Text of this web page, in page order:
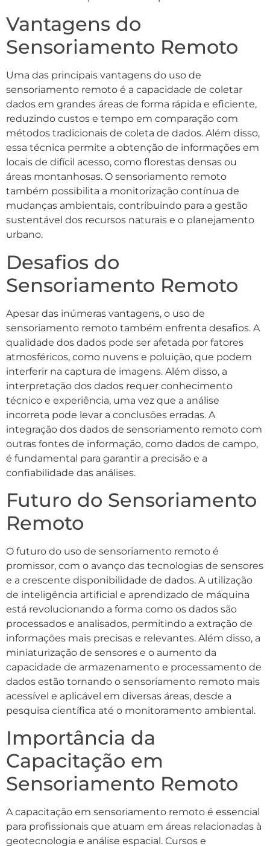
Vantagens do
Sensoriamento Remoto
Uma das principais vantagens do uso de
sensoriamento remoto é a capacidade de coletar
dados em grandes áreas de forma rápida e eficiente,
reduzindo custos e tempo em comparação com
métodos tradicionais de coleta de dados. Além disso,
essa técnica permite a obtenção de informações em
locais de difícil acesso, como florestas densas ou
áreas montanhosas. O sensoriamento remoto
também possibilita a monitorização contínua de
mudanças ambientais, contribuindo para a gestão
sustentável dos recursos naturais e o planejamento
urbano.
Desafios do
Sensoriamento Remoto
Apesar das inúmeras vantagens, o uso de
sensoriamento remoto também enfrenta desafios. A
qualidade dos dados pode ser afetada por fatores
atmosféricos, como nuvens e poluição, que podem
interferir na captura de imagens. Além disso, a
interpretação dos dados requer conhecimento
técnico e experiência, uma vez que a análise
incorreta pode levar a conclusões erradas. A
integração dos dados de sensoriamento remoto com
outras fontes de informação, como dados de campo,
é fundamental para garantir a precisão e a
confiabilidade das análises.
Futuro do Sensoriamento
Remoto
O futuro do uso de sensoriamento remoto é
promissor, com o avanço das tecnologias de sensores
e a crescente disponibilidade de dados. A utilização
de inteligência artificial e aprendizado de máquina
está revolucionando a forma como os dados são
processados e analisados, permitindo a extração de
informações mais precisas e relevantes. Além disso, a
miniaturização de sensores e o aumento da
capacidade de armazenamento e processamento de
dados estão tornando o sensoriamento remoto mais
acessível e aplicável em diversas áreas, desde a
pesquisa científica até o monitoramento ambiental.
Importância da
Capacitação em
Sensoriamento Remoto
A capacitação em sensoriamento remoto é essencial
para profissionais que atuam em áreas relacionadas à
geotecnologia e análise espacial. Cursos e